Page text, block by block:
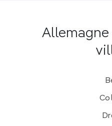
Allemagne